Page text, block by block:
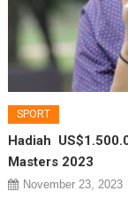
SPORT
Hadiah
Masters 2023
November 23, 2023